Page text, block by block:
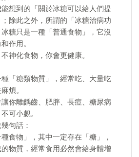
想到的「關於冰糖可以給人們提
除此之外，所謂的「冰糖治病功
糖只是一種「普通食物」，它沒
作用。
神化食物，你會更健康。
「糖類物質」，經常吃、大量吃
煩。
你離齲齒、肥胖、長痘、糖尿病
可小覷。
句話：
食物」，其中一定存在「糖」，
物質，經常食用必然會給身體增